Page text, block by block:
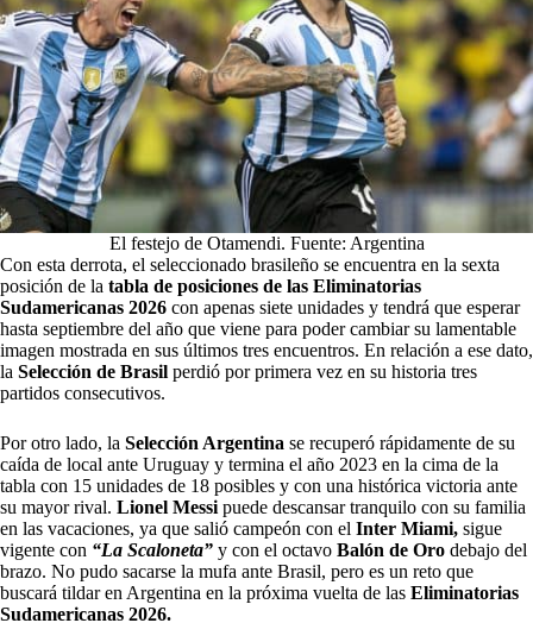
El festejo de Otamendi. Fuente: Argentina
Con esta derrota, el seleccionado brasileño se encuentra en la sexta
posición de la tabla de posiciones de las Eliminatorias
Sudamericanas 2026 con apenas siete unidades y tendrá que esperar
hasta septiembre del año que viene para poder cambiar su lamentable
imagen mostrada en sus últimos tres encuentros. En relación a ese dato,
la Selección de Brasil perdió por primera vez en su historia tres
partidos consecutivos.
Por otro lado, la Selección Argentina se recuperó rápidamente de su
caída de local ante Uruguay y termina el año 2023 en la cima de la
tabla con 15 unidades de 18 posibles y con una histórica victoria ante
su mayor rival. Lionel Messipuede descansar tranquilo con su familia
en las vacaciones, ya que salió campeón con el Inter Miami, sigue
vigente con “La Scaloneta” y con el octavo Balón de Oro debajo del
brazo. No pudo sacarse la mufa ante Brasil, pero es un reto que
buscará tildar en Argentina en la próxima vuelta de las Eliminatorias
Sudamericanas 2026.